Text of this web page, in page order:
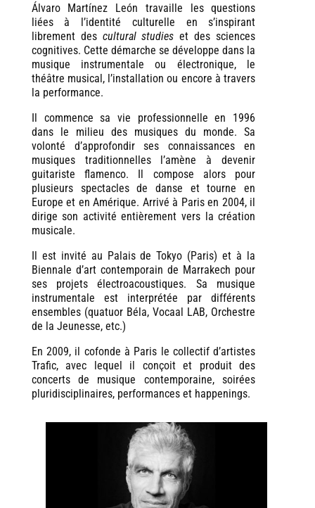
Álvaro Martínez León travaille les questions
liées à l’identité culturelle en s’inspirant
librement des cultural studies et des sciences
cognitives. Cette démarche se développe dans la
musique instrumentale ou électronique, le
théâtre musical, l’installation ou encore à travers
la performance.
Il commence sa vie professionnelle en 1996
dans le milieu des musiques du monde. Sa
volonté d’approfondir ses connaissances en
musiques traditionnelles l’amène à devenir
guitariste flamenco. Il compose alors pour
plusieurs spectacles de danse et tourne en
Europe et en Amérique. Arrivé à Paris en 2004, il
dirige son activité entièrement vers la création
musicale.
Il est invité au Palais de Tokyo (Paris) et à la
Biennale d’art contemporain de Marrakech pour
ses projets électroacoustiques. Sa musique
instrumentale est interprétée par différents
ensembles (quatuor Béla, Vocaal LAB, Orchestre
de la Jeunesse, etc.)
En 2009, il cofonde à Paris le collectif d’artistes
Trafic, avec lequel il conçoit et produit des
concerts de musique contemporaine, soirées
pluridisciplinaires, performances et happenings.